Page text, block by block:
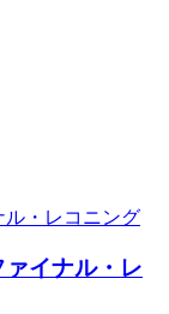
ァイナル・レ